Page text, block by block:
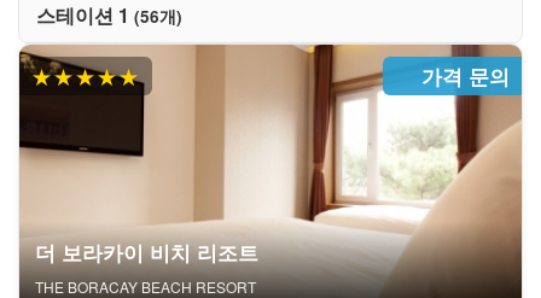
스테이션 1 (56개)
★★★★★ 가격 문의
더 보라카이 비치 리조트
THE BORACAY BEACH RESORT